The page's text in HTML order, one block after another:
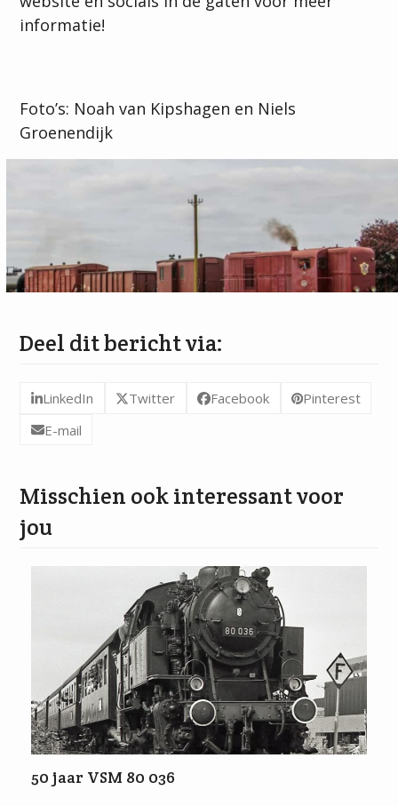
informatie!
Foto’s: Noah van Kipshagen en Niels
Groenendijk
Deel dit bericht via:
LinkedIn Twitter Facebook
Pinterest
E-mail
Misschien ook interessant voor
jou
50 jaar VSM 80 036